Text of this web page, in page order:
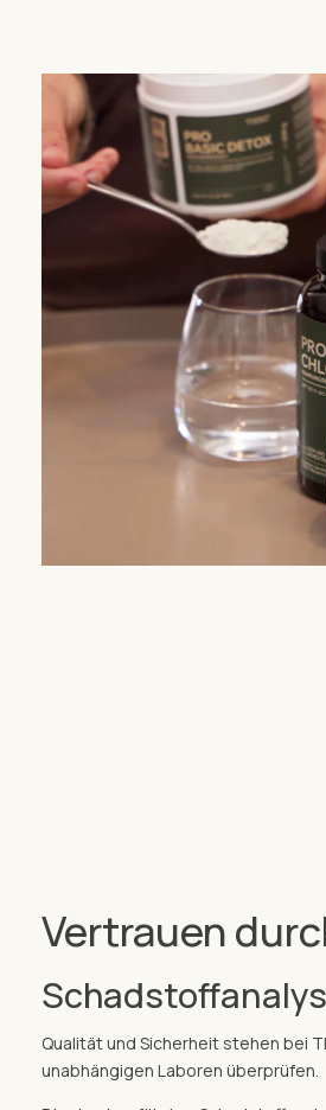
Vertrauen
Qualität und Sicherheit stehen bei
unabhängigen Laboren überprüfen.